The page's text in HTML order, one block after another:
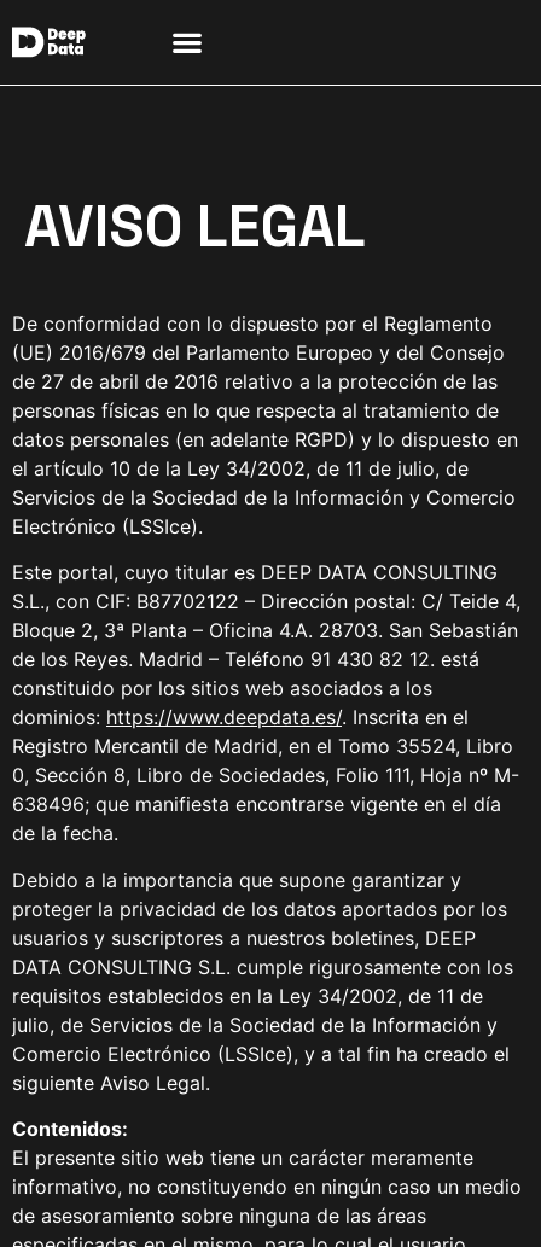
AVISO LEGAL
De conformidad con lo dispuesto por el Reglamento
(UE) 2016/679 del Parlamento Europeo y del Consejo
de 27 de abril de 2016 relativo a la protección de las
personas físicas en lo que respecta al tratamiento de
datos personales (en adelante RGPD) y lo dispuesto en
el artículo 10 de la Ley 34/2002, de 11 de julio, de
Servicios de la Sociedad de la Información y Comercio
Electrónico (LSSIce).
Este portal, cuyo titular es DEEP DATA CONSULTING
S.L., con CIF: B87702122 – Dirección postal: C/ Teide 4,
Bloque 2, 3ª Planta – Oficina 4.A. 28703. San Sebastián
de los Reyes. Madrid – Teléfono 91 430 82 12. está
constituido por los sitios web asociados a los
dominios: https://www.deepdata.es/. Inscrita en el
Registro Mercantil de Madrid, en el Tomo 35524, Libro
0, Sección 8, Libro de Sociedades, Folio 111, Hoja nº M-
638496; que manifiesta encontrarse vigente en el día
de la fecha.
Debido a la importancia que supone garantizar y
proteger la privacidad de los datos aportados por los
usuarios y suscriptores a nuestros boletines, DEEP
DATA CONSULTING S.L. cumple rigurosamente con los
requisitos establecidos en la Ley 34/2002, de 11 de
julio, de Servicios de la Sociedad de la Información y
Comercio Electrónico (LSSIce), y a tal fin ha creado el
siguiente Aviso Legal.
Contenidos:
El presente sitio web tiene un carácter meramente
informativo, no constituyendo en ningún caso un medio
de asesoramiento sobre ninguna de las áreas